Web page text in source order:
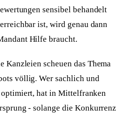
sensibel behandelt
ist, wird genau dann
Hilfe braucht.
Kanzleien scheuen das Thema
völlig. Wer sachlich und
hat in Mittelfranken
- solange die Konkurrenz
Anfragen